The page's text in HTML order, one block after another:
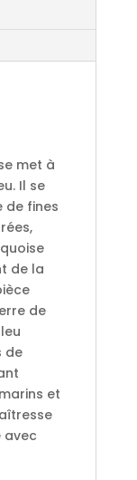
met à
Il se
de fines
de la
de
de
et
avec